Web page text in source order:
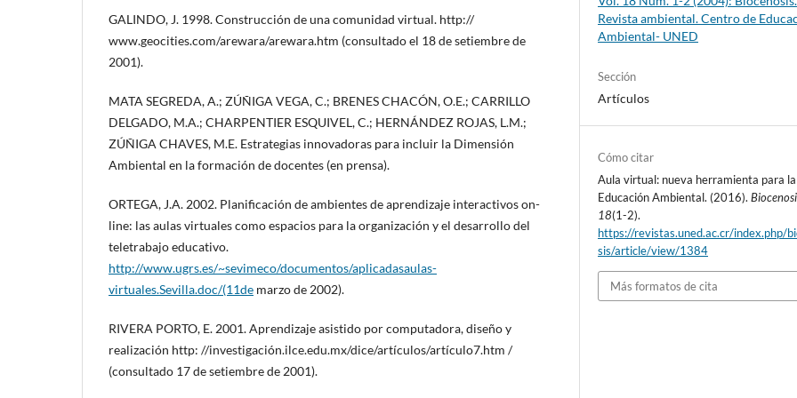
GALINDO, J. 1998. Construcción de una comunidad virtual. http://
www.geocities.com/arewara/arewara.htm (consultado el 18 de setiembre de
2001).
MATA SEGREDA, A.; ZÚÑIGA VEGA, C.; BRENES CHACÓN, O.E.; CARRILLO
DELGADO, M.A.; CHARPENTIER ESQUIVEL, C.; HERNÁNDEZ ROJAS, L.M.;
ZÚÑIGA CHAVES, M.E. Estrategias innovadoras para incluir la Dimensión
Ambiental en la formación de docentes (en prensa).
ORTEGA, J.A. 2002. Planificación de ambientes de aprendizaje interactivos on-
line: las aulas virtuales como espacios para la organización y el desarrollo del
teletrabajo educativo.
http://www.ugrs.es/~sevimeco/documentos/aplicadasaulas-
virtuales.Sevilla.doc/(11de marzo de 2002).
RIVERA PORTO, E. 2001. Aprendizaje asistido por computadora, diseño y
realización http: //investigación.ilce.edu.mx/dice/artículos/artículo7.htm /
(consultado 17 de setiembre de 2001).
Revista ambiental. Centro de
Ambiental- UNED
Sección
Artículos
Cómo citar
Aula virtual: nueva herramienta para la
Educación Ambiental. (2016).
18(1-2).
https://revistas.uned.ac.cr/index.php/
sis/article/view/1384
Más formatos de cita